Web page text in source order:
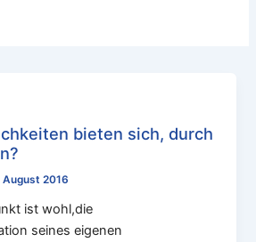
bieten sich, durch
August 2016
ist wohl,die
seines eigenen